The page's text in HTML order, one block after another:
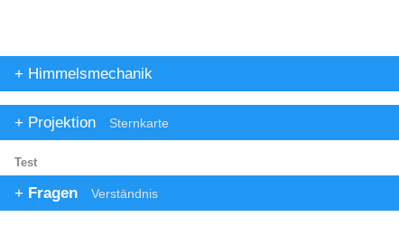
Himmelsmechanik
Projektion Sternkarte
Test
Fragen Verständnis